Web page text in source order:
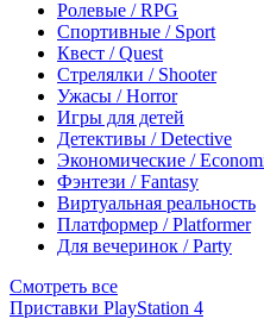
Ролевые / RPG
Спортивные / Sport
Квест / Quest
Стрелялки / Shooter
Ужасы / Horror
Игры для детей
Детективы / Detective
Экономические /
Фэнтези / Fantasy
Виртуальная реальность
Платформер / Platformer
Для вечеринок / Party
Смотреть все
Приставки PlayStation 4